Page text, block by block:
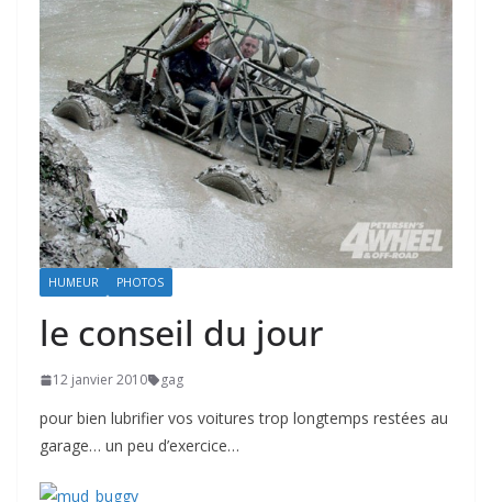
HUMEUR PHOTOS
le conseil du jour
12 janvier 2010 gag
pour bien lubrifier vos voitures trop longtemps restées au
garage… un peu d’exercice…